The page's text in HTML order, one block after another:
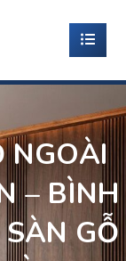
NGOÀI
– BÌNH
GỖ